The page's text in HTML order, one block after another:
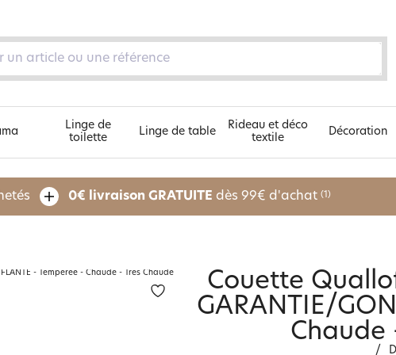
Découvrez nos 5 univers
Linge de
toilette
Linge de table
Rideau et déco
textile
Décoration
0€ livraison GRATUITE dès 99€ d'achat (1)
Couette
GARANTIE/
Chaude
/